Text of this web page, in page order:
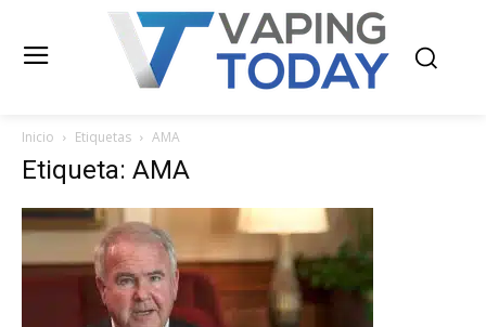
Inicio Etiquetas AMA
Etiqueta: AMA